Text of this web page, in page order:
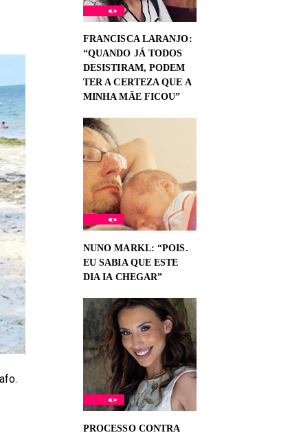
FRANCISCA LARANJO:
“QUANDO JÁ TODOS
DESISTIRAM, PODEM
TER A CERTEZA QUE A
MINHA MÃE FICOU”
NUNO MARKL: “POIS.
EU SABIA QUE ESTE
DIA IA CHEGAR”
PROCESSO CONTRA